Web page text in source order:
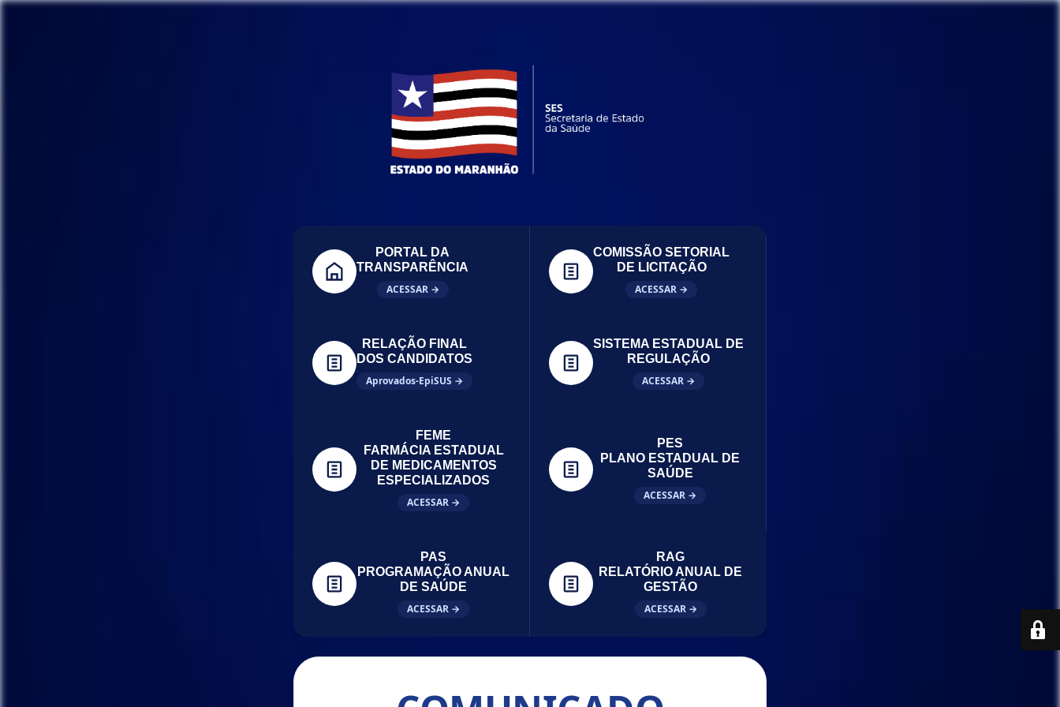
PORTAL DA
TRANSPARÊNCIA
ACESSAR →
COMISSÃO SETORIAL
DE LICITAÇÃO
ACESSAR →
RELAÇÃO FINAL
DOS CANDIDATOS
Aprovados-EpiSUS →
SISTEMA ESTADUAL DE
REGULAÇÃO
ACESSAR →
FEME
FARMÁCIA ESTADUAL
DE MEDICAMENTOS
ESPECIALIZADOS
ACESSAR →
PES
PLANO ESTADUAL DE
SAÚDE
ACESSAR →
PAS
PROGRAMAÇÃO ANUAL
DE SAÚDE
ACESSAR →
RAG
RELATÓRIO ANUAL DE
GESTÃO
ACESSAR →